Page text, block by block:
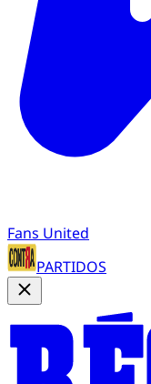
Fans United
PARTIDOS